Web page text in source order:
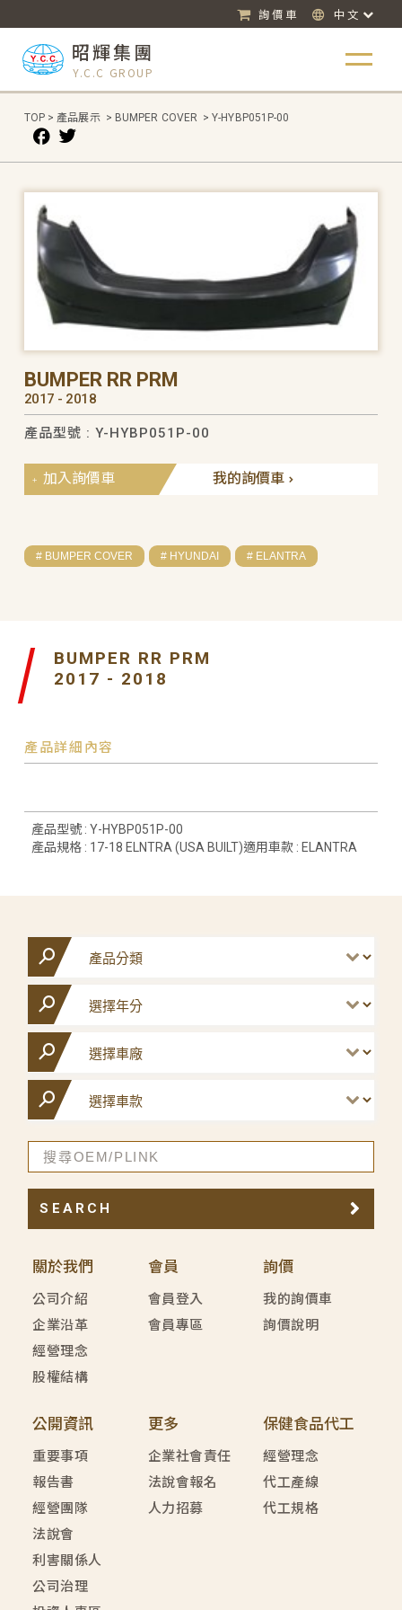
詢價車 中文
昭輝集團
Y.C.C GROUP
TOP > 產品展示 > BUMPER COVER > Y-HYBP051P-00
BUMPER RR PRM
2017 - 2018
產品型號 : Y-HYBP051P-00
我的詢價車
加入詢價車
# BUMPER COVER # HYUNDAI # ELANTRA
BUMPER RR PRM
2017 - 2018
產品詳細內容
產品型號 : Y-HYBP051P-00
產品規格 : 17-18 ELNTRA (USA BUILT)適用車款 : ELANTRA
關於我們
公司介紹
企業沿革
經營理念
股權結構
會員
會員登入
會員專區
詢價
我的詢價車
詢價說明
公開資訊
重要事項
報告書
經營團隊
法說會
利害關係人
公司治理
更多
企業社會責任
法說會報名
人力招募
保健食品代工
經營理念
代工產線
代工規格
SEARCH